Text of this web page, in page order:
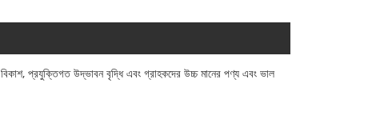
প্রযুক্তিগত উদ্ভাবন বৃদ্ধি এবং গ্রাহকদের উচ্চ মানের পণ্য এবং ভাল